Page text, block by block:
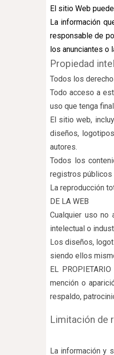
El sitio Web
La información
responsable de
los anunciantes
Propiedad
Todos los
Todo acceso a
uso que tenga
El sitio web,
diseños,
autores.
Todos los
registros públicos
La reproducción
DE LA WEB
Cualquier uso no
intelectual o
Los diseños,
siendo ellos
EL
mención o
respaldo,
Limitación de
La información y